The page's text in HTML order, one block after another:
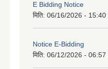
E Bidding Notice
मिति: 06/16/2026 - 15:40
Notice E-Bidding
मिति: 06/12/2026 - 06:57